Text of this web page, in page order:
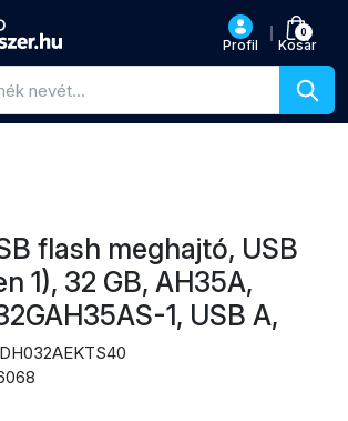
Profil
0
Kosár
akciókhoz
flash meghajtó, USB
1), 32 GB, AH35A,
1, USB A,